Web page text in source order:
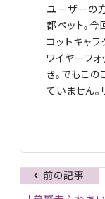
ユーザーの
都ペット。
コットキャラ
ワイヤーフ
き。でもこ
ていません
前の記事